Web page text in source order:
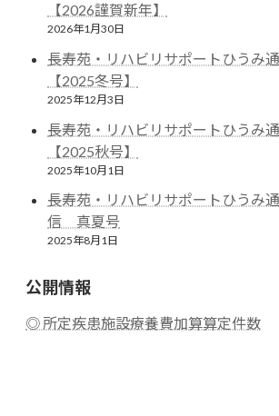
【2026謹賀新年】
2026年1月30日
長寿苑・リハビリサポートひうみ
【2025冬号】
2025年12月3日
長寿苑・リハビリサポートひうみ
【2025秋号】
2025年10月1日
長寿苑・リハビリサポートひうみ通
信 真夏号
2025年8月1日
公開情報
◎ 所定疾患施設療養費加算算定件数